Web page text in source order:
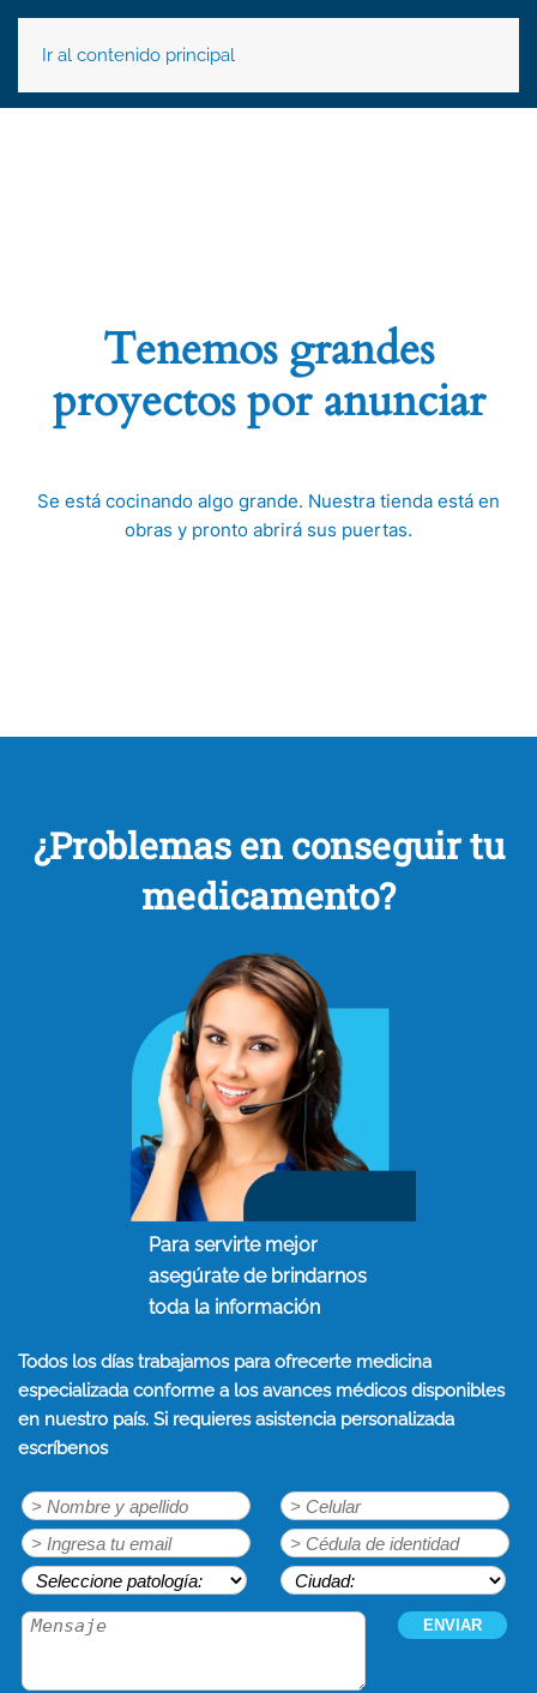
Ir al contenido principal
Tenemos grandes
proyectos por anunciar
Se está cocinando algo grande. Nuestra tienda está en
obras y pronto abrirá sus puertas.
¿Problemas en conseguir tu
medicamento?
Para servirte mejor
asegúrate de brindarnos
toda la información
Todos los días trabajamos para ofrecerte medicina
especializada conforme a los avances médicos disponibles
en nuestro país. Si requieres asistencia personalizada
escríbenos